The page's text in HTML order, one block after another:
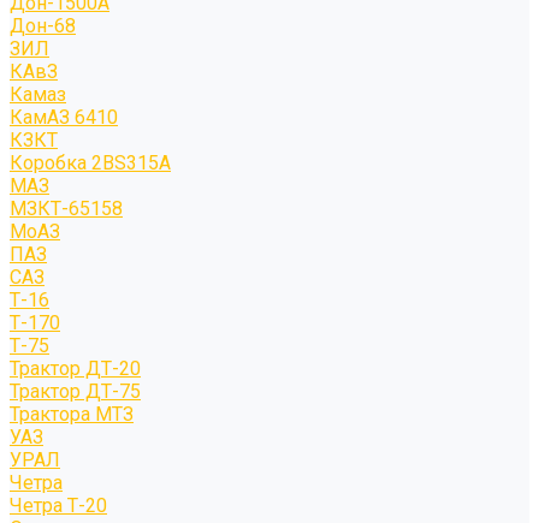
Дон-68
ЗИЛ
КАвЗ
Камаз
КамАЗ 6410
КЗКТ
Коробка 2BS315A
МАЗ
МЗКТ-65158
МоАЗ
ПАЗ
САЗ
Т-16
Т-170
Т-75
Трактор ДТ-20
Трактор ДТ-75
Трактора МТЗ
УАЗ
УРАЛ
Четра
Четра Т-20